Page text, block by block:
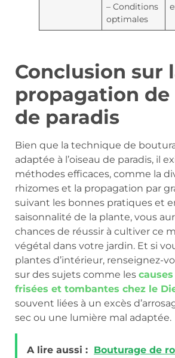
– Conditions
optimales
Conclusion sur
propagation de
de paradis
Bien que la technique de
adaptée à l’oiseau de paradis, il
méthodes efficaces, comme la
rhizomes et la propagation par
suivant les bonnes pratiques et
saisonnalité de la plante, vous
chances de réussir à cultiver ce
végétal dans votre jardin. Et si
plantes d’intérieur, renseignez-
sur des sujets comme les
frisées et tombantes chez le
souvent liées à un excès
sec ou une lumière mal adaptée.
A lire aussi : Bouturage de